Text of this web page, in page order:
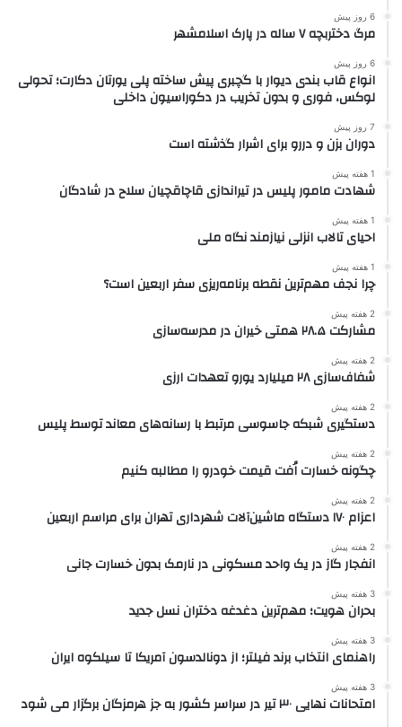
6 روز پیش
مرگ دختربچه ۷ ساله در پارک اسلامشهر
6 روز پیش
انواع قاب بندی دیوار با گچبری پیش ساخته پلی یورتان دکارت؛ تحولی
لوکس، فوری و بدون تخریب در دکوراسیون داخلی
7 روز پیش
دوران بزن و دررو برای اشرار گذشته است
1 هفته پیش
شهادت مامور پلیس در تیراندازی قاچاقچیان سلاح در شادگان
1 هفته پیش
احیای تالاب انزلی نیازمند نگاه ملی
1 هفته پیش
چرا نجف مهم‌ترین نقطه برنامه‌ریزی سفر اربعین است؟
2 هفته پیش
مشارکت ۲۸.۵ همتی خیران در مدرسه‌سازی
2 هفته پیش
شفاف‌سازی ۲۸ میلیارد یورو تعهدات ارزی
2 هفته پیش
دستگیری شبکه جاسوسی مرتبط با رسانه‌های معاند توسط پلیس
2 هفته پیش
چگونه خسارت اُفت قیمت خودرو را مطالبه کنیم
2 هفته پیش
اعزام ۱۷۰ دستگاه ماشین‌آلات شهرداری تهران برای مراسم اربعین
2 هفته پیش
انفجار گاز در یک واحد مسکونی در نارمک بدون خسارت جانی
3 هفته پیش
بحران هویت؛ مهم‌ترین دغدغه دختران نسل جدید
3 هفته پیش
راهنمای انتخاب برند فیلتر؛ از دونالدسون آمریکا تا سیلکوه ایران
3 هفته پیش
امتحانات نهایی ۳۰ تیر در سراسر کشور به جز هرمزگان برگزار می شود